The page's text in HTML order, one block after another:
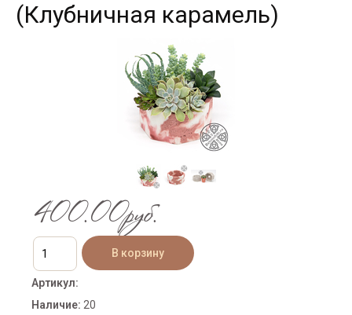
(Клубничная карамель)
400.00руб.
Артикул:
Наличие: 20